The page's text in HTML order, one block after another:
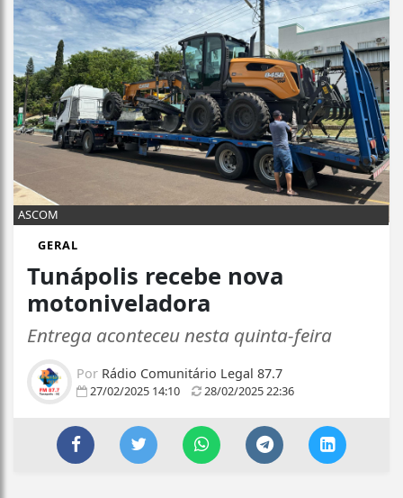
ASCOM
GERAL
Tunápolis recebe nova
motoniveladora
Entrega aconteceu nesta quinta-feira
Por Rádio Comunitário Legal 87.7
27/02/2025 14:10 28/02/2025 22:36